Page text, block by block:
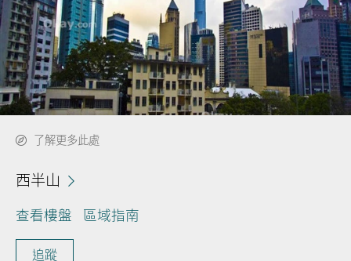
了解更多此處
西半山
查看樓盤 區域指南
追蹤